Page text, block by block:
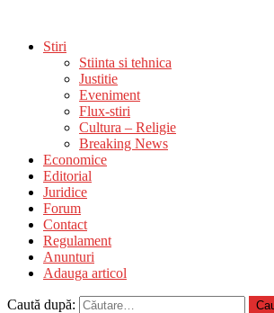
Stiri
Stiinta si tehnica
Justitie
Eveniment
Flux-stiri
Cultura – Religie
Breaking News
Economice
Editorial
Juridice
Forum
Contact
Regulament
Anunturi
Adauga articol
Caută după: